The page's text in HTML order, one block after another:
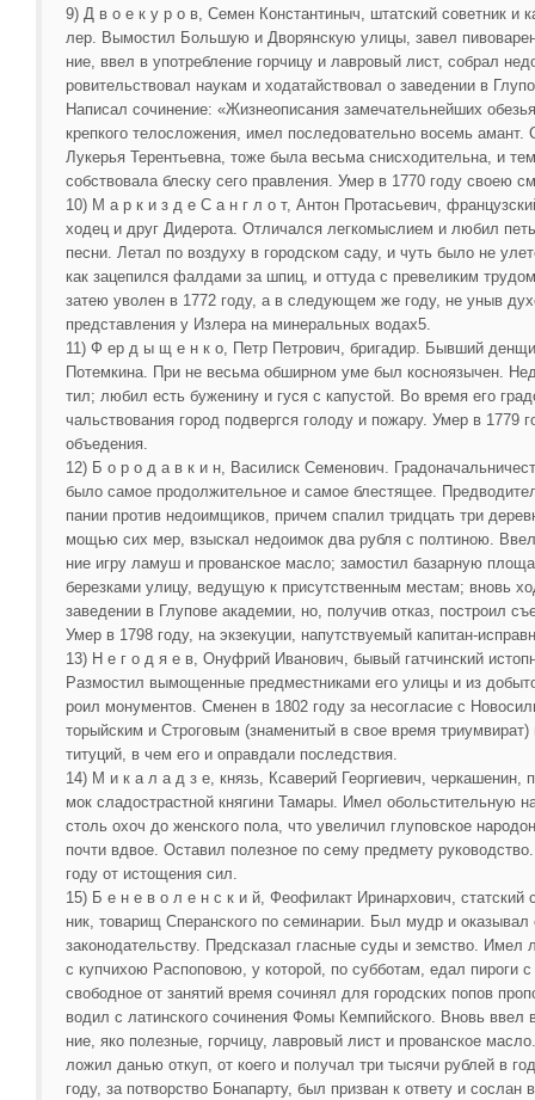
9) Д в о е к у р о в, Семен Константиныч, штатский советник и
лер. Вымостил Большую и Дворянскую улицы, завел
ние, ввел в употребление горчицу и лавровый лист, собрал
ровительствовал наукам и ходатайствовал о заведении в
Написал сочинение: «Жизнеописания замечательнейших
крепкого телосложения, имел последовательно восемь амант.
Лукерья Терентьевна, тоже была весьма снисходительна, и
собствовала блеску сего правления. Умер в 1770 году своею
10) М а р к и з д е С а н г л о т, Антон Протасьевич,
ходец и друг Дидерота. Отличался легкомыслием и любил
песни. Летал по воздуху в городском саду, и чуть было не
как зацепился фалдами за шпиц, и оттуда с превеликим
затею уволен в 1772 году, а в следующем же году, не уныв
представления у Излера на минеральных водах5.
11) Ф ер д ы щ е н к о, Петр Петрович, бригадир. Бывший
Потемкина. При не весьма обширном уме был косноязычен.
тил; любил есть буженину и гуся с капустой. Во время его
чальствования город подвергся голоду и пожару. Умер в 1779
объедения.
12) Б о р о д а в к и н, Василиск Семенович.
было самое продолжительное и самое блестящее.
пании против недоимщиков, причем спалил тридцать три
мощью сих мер, взыскал недоимок два рубля с полтиною.
ние игру ламуш и прованское масло; замостил базарную
березками улицу, ведущую к присутственным местам; вновь
заведении в Глупове академии, но, получив отказ, построил
Умер в 1798 году, на экзекуции, напутствуемый капитан-
13) Н е г о д я е в, Онуфрий Иванович, бывый гатчинский
Размостил вымощенные предместниками его улицы и из
роил монументов. Сменен в 1802 году за несогласие с
торыйским и Строговым (знаменитый в свое время триумвират)
титуций, в чем его и оправдали последствия.
14) М и к а л а д з е, князь, Ксаверий Георгиевич, черкашенин,
мок сладострастной княгини Тамары. Имел обольстительную
столь охоч до женского пола, что увеличил глуповское
почти вдвое. Оставил полезное по сему предмету
году от истощения сил.
15) Б е н е в о л е н с к и й, Феофилакт Иринархович, статский
ник, товарищ Сперанского по семинарии. Был мудр и оказывал
законодательству. Предсказал гласные суды и земство. Имел
с купчихою Распоповою, у которой, по субботам, едал пироги
свободное от занятий время сочинял для городских попов
водил с латинского сочинения Фомы Кемпийского. Вновь ввел
ние, яко полезные, горчицу, лавровый лист и прованское
ложил данью откуп, от коего и получал три тысячи рублей в
году, за потворство Бонапарту, был призван к ответу и сослан